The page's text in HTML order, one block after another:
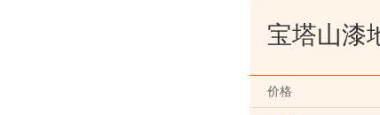
宝塔山漆
价格